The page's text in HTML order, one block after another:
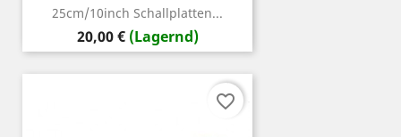
25cm/10inch Schallplatten...
Preis
20,00 € (Lagernd)
favorite_border